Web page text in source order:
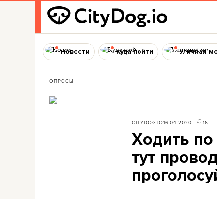
Новости Куда пойти Уличная
ОПРОСЫ
CITYDOG.IO16.04.2020 16
Ходить
тут